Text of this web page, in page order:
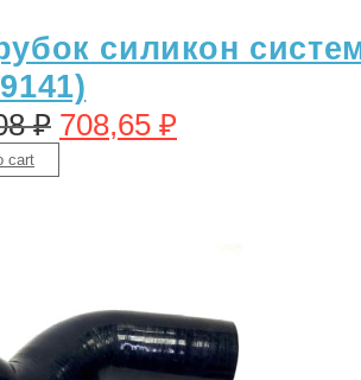
силикон
₽ 708,65 ₽
cart